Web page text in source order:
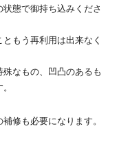
態で御持ち込みくださ
もう再利用は出来なく
なもの、凹凸のあるも
修も必要になります。